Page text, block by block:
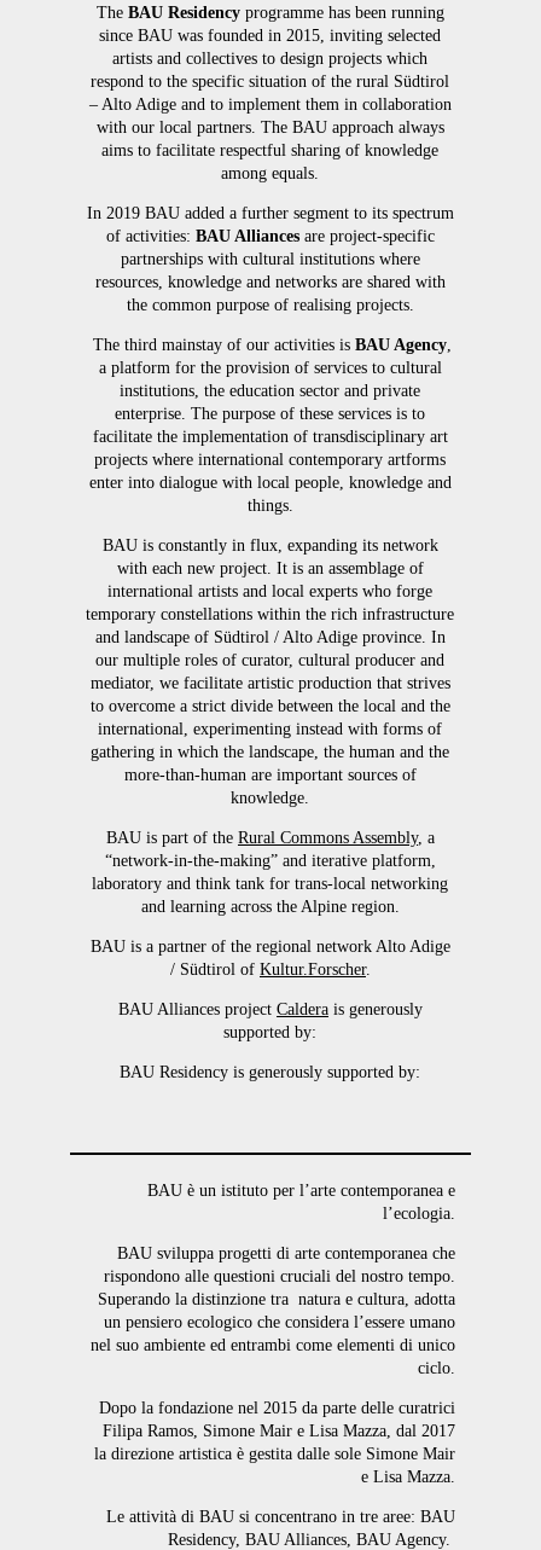
The BAU Residencyprogramme has been running
since BAU was founded in 2015, inviting selected
artists and collectives to design projects which
respond to the specific situation of the rural Südtirol
– Alto Adige and to implement them in collaboration
with our local partners. The BAU approach always
aims to facilitate respectful sharing of knowledge
among equals.
In 2019 BAU added a further segment to its spectrum
of activities: BAU Alliancesare project-specific
partnerships with cultural institutions where
resources, knowledge and networks are shared with
the common purpose of realising projects.
The third mainstay of our activities isBAU Agency,
a platform for the provision of services to cultural
institutions, the education sector and private
enterprise. The purpose of these services is to
facilitate the implementation of transdisciplinary art
projects where international contemporary artforms
enter into dialogue with local people, knowledge and
things.
BAU is constantly in flux, expanding its network
with each new project. It is an assemblage of
international artists and local experts who forge
temporary constellations within the rich infrastructure
and landscape of Südtirol / Alto Adige province. In
our multiple roles of curator, cultural producer and
mediator, we facilitate artistic production that strives
to overcome a strict divide between the local and the
international, experimenting instead with forms of
gathering in which the landscape, the human and the
more-than-human are important sources of
knowledge.
BAU is part of the Rural Commons Assembly, a
“network-in-the-making” and iterative platform,
laboratory and think tank for trans-local networking
and learning across the Alpine region.
BAU is a partner of the regional network Alto Adige
/ Südtirol of Kultur.Forscher.
BAU Alliances project Calderais generously
supported by:
BAU Residency is generously supported by:
BAU è un istituto per l’arte contemporanea e
l’ecologia.
BAU sviluppa progetti di arte contemporanea che
rispondono alle questioni cruciali del nostro tempo.
Superando la distinzione tra natura e cultura, adotta
un pensiero ecologico che considera l’essere umano
nel suo ambiente ed entrambi come elementi di unico
ciclo.
Dopo la fondazione nel 2015 da parte delle curatrici
Filipa Ramos, Simone Mair e Lisa Mazza, dal 2017
la direzione artistica è gestita dalle sole Simone Mair
e Lisa Mazza.
Le attività di BAU si concentrano in tre aree: BAU
Residency, BAU Alliances, BAU Agency.